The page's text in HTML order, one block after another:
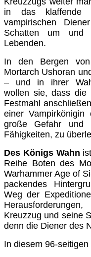
in das klaffende
vampirischen
Schatten um und
Lebenden.
In den Bergen
Mortarch Ushoran
– und in ihrer
wollen sie, dass die
Festmahl
einer Vampirkönigin
große Gefahr und
Fähigkeiten, zu
Des Königs Wahn
Reihe Boten des
Warhammer Age of
packendes
Weg der
Kreuzzug und seine
denn die Diener des
In diesem 96-